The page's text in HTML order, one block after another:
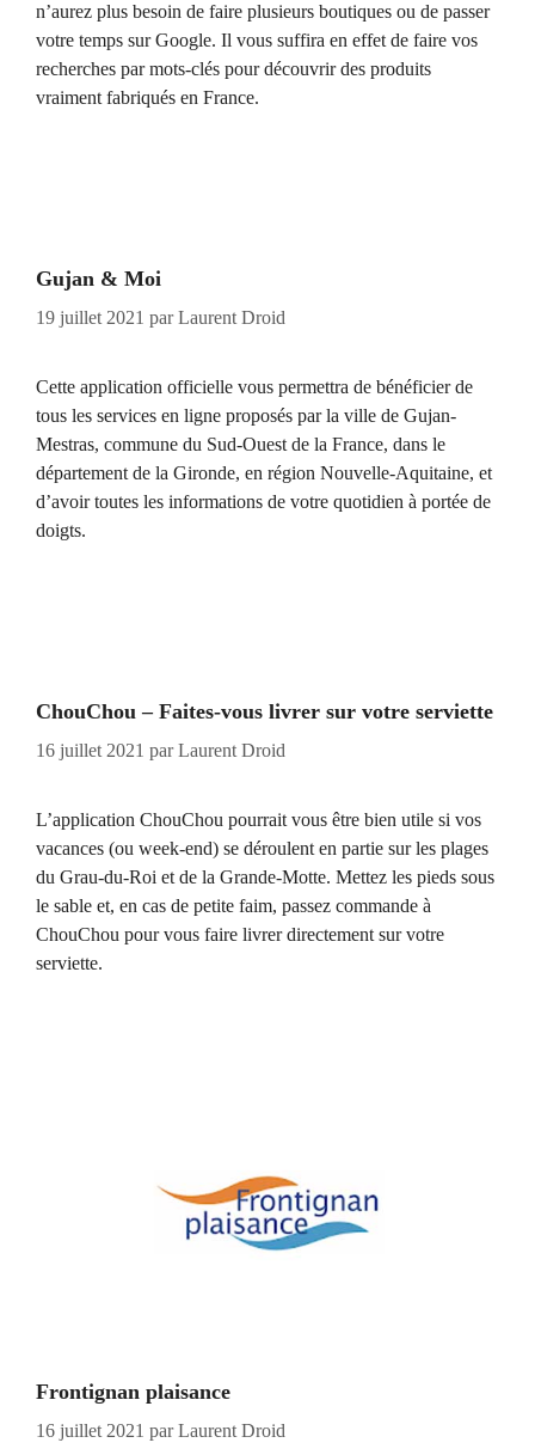
n’aurez plus besoin de faire plusieurs boutiques ou de passer
votre temps sur Google. Il vous suffira en effet de faire vos
recherches par mots-clés pour découvrir des produits
vraiment fabriqués en France.
Gujan & Moi
19 juillet 2021 parLaurent Droid
Cette application officielle vous permettra de bénéficier de
tous les services en ligne proposés par la ville de Gujan-
Mestras, commune du Sud-Ouest de la France, dans le
département de la Gironde, en région Nouvelle-Aquitaine, et
d’avoir toutes les informations de votre quotidien à portée de
doigts.
ChouChou – Faites-vous livrer sur votre serviette
16 juillet 2021 parLaurent Droid
L’application ChouChou pourrait vous être bien utile si vos
vacances (ou week-end) se déroulent en partie sur les plages
du Grau-du-Roi et de la Grande-Motte. Mettez les pieds sous
le sable et, en cas de petite faim, passez commande à
ChouChou pour vous faire livrer directement sur votre
serviette.
Frontignan plaisance
16 juillet 2021 parLaurent Droid